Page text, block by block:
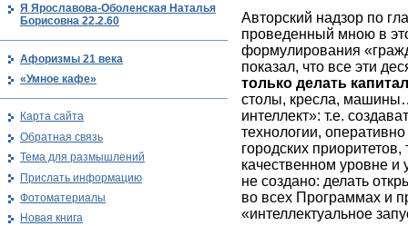
Авторский надзор по
проведенный мною в
формулирования
показал, что все эти
только делать
столы, кресла,
интеллект»: т.е.
технологии,
городских
качественном уровне и
не создано: делать
во всех Программах и
«интеллектуальное
Я Ярославова-Оболенская Наталья
Борисовна 22.2.60
Афоризмы 21 века
«Умное кафе»
Карта сайта
Обратная связь
Тема для размышлений
Прислать информацию
Фотоматериалы
Новая книга